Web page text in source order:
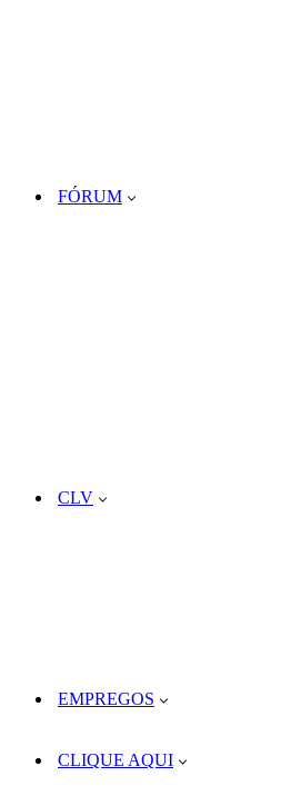
FÓRUM
CLV
EMPREGOS
CLIQUE AQUI